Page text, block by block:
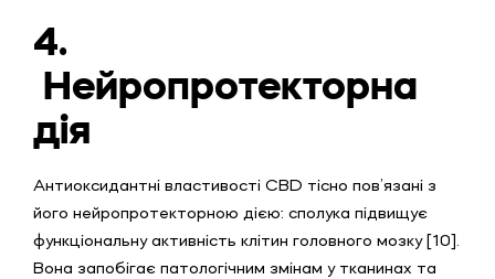
4.
Нейропротекторна
дія
Антиоксидантні властивості CBD тісно пов’язані з
його нейропротекторною дією: сполука підвищує
функціональну активність клітин головного мозку [10].
Вона запобігає патологічним змінам у тканинах та